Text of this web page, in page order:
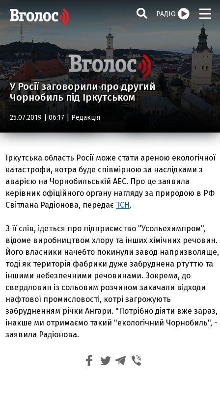
РАДІО
У Росії заговорили про другий
Чорнобиль під Іркутськом
25.07.2019 | 06:17 | Редакція
Іркутська область Росії може стати ареною екологічної
катастрофи, котра буде співмірною за наслідками з
аварією на Чорнобильській АЕС. Про це заявила
керівник офіційного органу нагляду за природою в РФ
Світлана Радіонова, передає ТСН.
З її слів, ідеться про підприємство "Усольехимпром",
відоме виробництвом хлору та інших хімічних речовин.
Його власники начебто покинули завод напризволяще,
тоді як територія фабрики дуже забруднена ртуттю та
іншими небезпечними речовинами. Зокрема, до
свердловин із сольовим розчином закачали відходи
нафтової промисловості, котрі загрожують
забрудненням річки Ангари. "Потрібно діяти вже зараз,
інакше ми отримаємо такий "екологічний Чорнобиль", -
заявила Радіонова.